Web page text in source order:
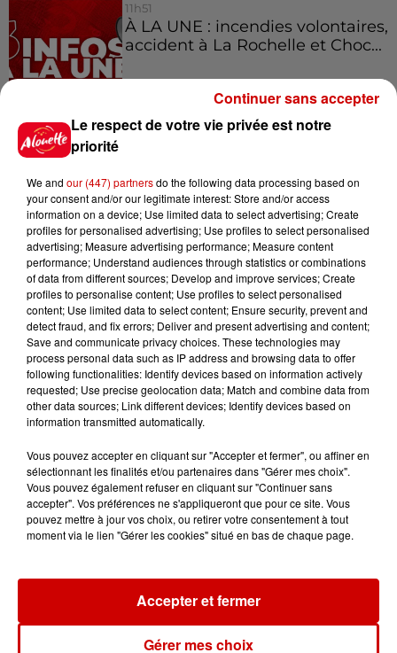
11h51
À LA UNE : incendies volontaires,
accident à La Rochelle et Choc...
14h47
incident
12h37
Bordeaux : un voleur traverse le
faux plafond de l'hôpital et...
11h28
Le Choc des terroirs : le Curé
Nantais ou le Chabichou du
Poitou ?...
Jeux Voir plus
l'événement Ride the Show à
Morlaix !
Le respect de votre vie privée est notre
priorité
We and our (447) partnersdo the following data processing based on
your consent and/or our legitimate interest: Store and/or access
information on a device; Use limited data to select advertising; Create
profiles for personalised advertising; Use profiles to select personalised
advertising; Measure advertising performance; Measure content
performance; Understand audiences through statistics or combinations
of data from different sources; Develop and improve services; Create
profiles to personalise content; Use profiles to select personalised
content; Use limited data to select content; Ensure security, prevent and
detect fraud, and fix errors; Deliver and present advertising and content;
Save and communicate privacy choices. These technologies may
process personal data such as IP address and browsing data to offer
following functionalities: Identify devices based on information actively
requested; Use precise geolocation data; Match and combine data from
other data sources; Link different devices; Identify devices based on
information transmitted automatically.
Vous pouvez accepter en cliquant sur "Accepter et fermer", ou affiner en
sélectionnant les finalités et/ou partenaires dans "Gérer mes choix".
Vous pouvez également refuser en cliquant sur "Continuer sans
accepter". Vos préférences ne s'appliqueront que pour ce site. Vous
pouvez mettre à jour vos choix, ou retirer votre consentement à tout
moment via le lien "Gérer les cookies" situé en bas de chaque page.
Gérer mes choix
Accepter et fermer
Continuer sans accepter